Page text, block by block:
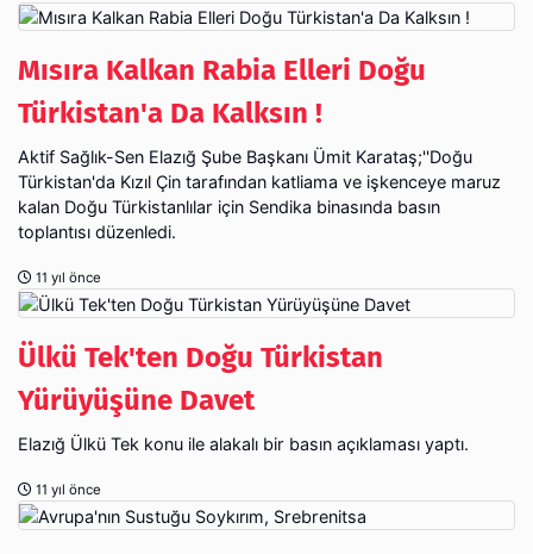
Mısıra Kalkan Rabia Elleri Doğu
Aktif Sağlık-Sen Elazığ Şube Başkanı Ümit Karataş;''Doğu
Türkistan'da Kızıl Çin tarafından katliama ve işkenceye maruz
kalan Doğu Türkistanlılar için Sendika binasında basın
toplantısı düzenledi.
11 yıl önce
Ülkü Tek'ten Doğu Türkistan
Yürüyüşüne Davet
Elazığ Ülkü Tek konu ile alakalı bir basın açıklaması yaptı.
11 yıl önce